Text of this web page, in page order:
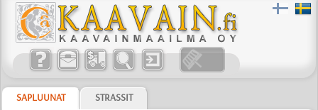
SAPLUUNAT
STRASSIT